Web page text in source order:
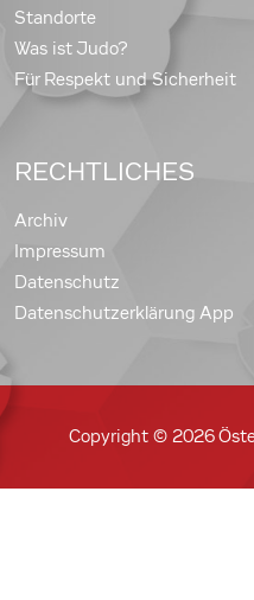
Standorte
Was ist Judo?
Für Respekt und Sicherheit
RECHTLICHES
Archiv
Impressum
Datenschutz
Datenschutzerklärung App
Copyright © 2026